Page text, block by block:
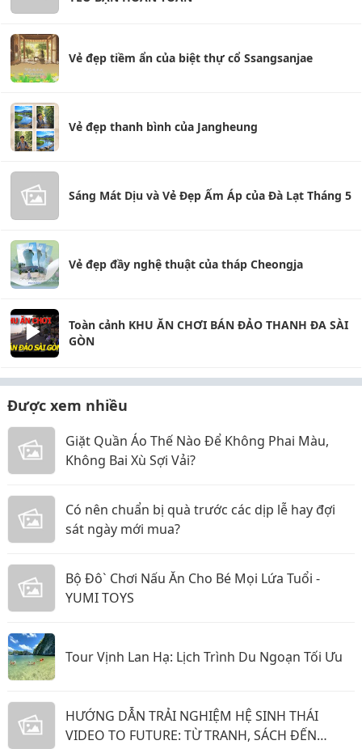
Vẻ đẹp tiềm ẩn của biệt thự cổ Ssangsanjae
Vẻ đẹp thanh bình của Jangheung
Sáng Mát Dịu và Vẻ Đẹp Ấm Áp của Đà Lạt Tháng 5
Vẻ đẹp đầy nghệ thuật của tháp Cheongja
Toàn cảnh KHU ĂN CHƠI BÁN ĐẢO THANH ĐA SÀI
GÒN
Được xem nhiều
Giặt Quần Áo Thế Nào Để Không Phai Màu,
Không Bai Xù Sợi Vải?
Có nên chuẩn bị quà trước các dịp lễ hay đợi
sát ngày mới mua?
Bộ Đô` Chơi Nấu Ăn Cho Bé Mọi Lứa Tuổi -
YUMI TOYS
Tour Vịnh Lan Hạ: Lịch Trình Du Ngoạn Tối Ưu
HƯỚNG DẪN TRẢI NGHIỆM HỆ SINH THÁI
VIDEO TO FUTURE: TỪ TRANH, SÁCH ĐẾN